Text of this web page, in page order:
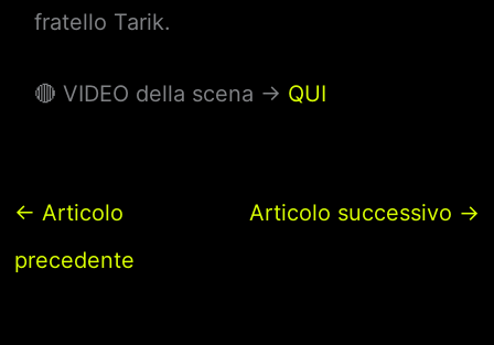
fratello Tarik.
🔴 VIDEO della scena -> QUI
← Articolo
precedente
Articolo successivo →